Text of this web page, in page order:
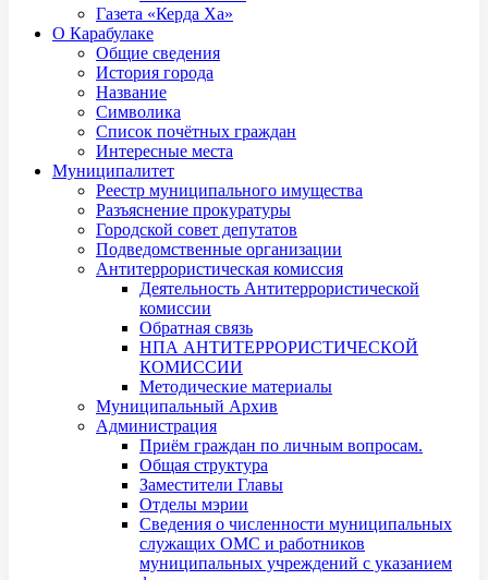
Газета «Керда Ха»
О Карабулаке
Общие сведения
История города
Название
Символика
Список почётных граждан
Интересные места
Муниципалитет
Реестр муниципального имущества
Разъяснение прокуратуры
Городской совет депутатов
Подведомственные организации
Антитеррористическая комиссия
Деятельность Антитеррористической
комиссии
Обратная связь
НПА АНТИТЕРРОРИСТИЧЕСКОЙ
КОМИССИИ
Методические материалы
Муниципальный Архив
Администрация
Приём граждан по личным вопросам.
Общая структура
Заместители Главы
Отделы мэрии
Сведения о численности муниципальных
служащих ОМС и работников
муниципальных учреждений с указанием